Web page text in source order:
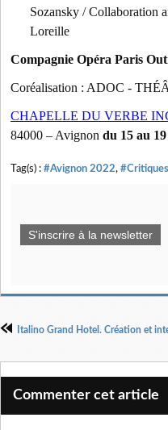
Sozansky / Collaboration
Loreille
Compagnie Opéra Paris
Coréalisation : ADOC -
CHAPELLE DU VERBE
84000 – Avignon du 15 au
Tag(s) : #Avignon 2022, #Critiques
S'inscrire à la newsletter
Commenter cet article